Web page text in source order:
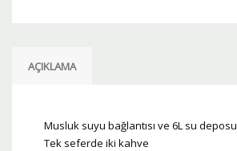
AÇIKLAMA
Musluk suyu bağlantısı ve 6L su deposu
Tek seferde iki kahve